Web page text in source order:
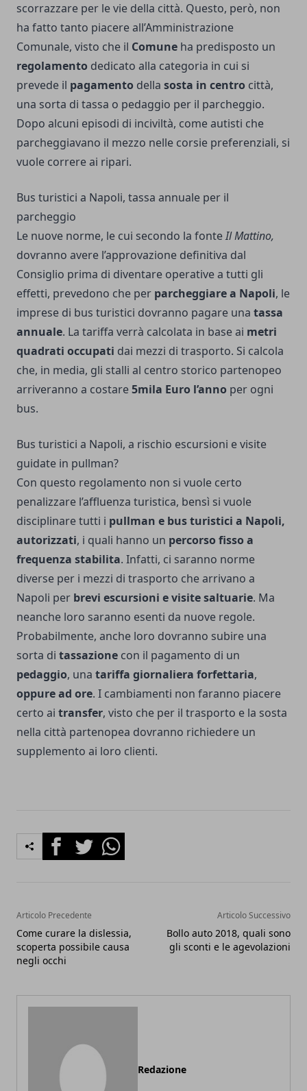
scorrazzare per le vie della città. Questo, però, non
ha fatto tanto piacere all’Amministrazione
Comunale, visto che il Comune ha predisposto un
regolamento dedicato alla categoria in cui si
prevede il pagamento della sosta in centro città,
una sorta di tassa o pedaggio per il parcheggio.
Dopo alcuni episodi di inciviltà, come autisti che
parcheggiavano il mezzo nelle corsie preferenziali, si
vuole correre ai ripari.
Bus turistici a Napoli, tassa annuale per il
parcheggio
Le nuove norme, le cui secondo la fonteIl Mattino,
dovranno avere l’approvazione definitiva dal
Consiglio prima di diventare operative a tutti gli
effetti, prevedono che per parcheggiare a Napoli, le
imprese di bus turistici dovranno pagare una tassa
annuale. La tariffa verrà calcolata in base ai metri
quadrati occupati dai mezzi di trasporto. Si calcola
che, in media, gli stalli al centro storico partenopeo
arriveranno a costare5mila Euro l’anno per ogni
bus.
Bus turistici a Napoli, a rischio escursioni e visite
guidate in pullman?
Con questo regolamento non si vuole certo
penalizzare l’affluenza turistica, bensì si vuole
disciplinare tutti i pullman e bus turistici a Napoli,
autorizzati, i quali hanno un percorso fisso a
frequenza stabilita. Infatti, ci saranno norme
diverse per i mezzi di trasporto che arrivano a
Napoli per brevi escursioni e visite saltuarie. Ma
neanche loro saranno esenti da nuove regole.
Probabilmente, anche loro dovranno subire una
sorta di tassazione con il pagamento di un
pedaggio, una tariffa giornaliera forfettaria,
oppure ad ore. I cambiamenti non faranno piacere
certo ai transfer, visto che per il trasporto e la sosta
nella città partenopea dovranno richiedere un
supplemento ai loro clienti.
FacebookTwitterWhatsapp
Articolo Precedente
Come curare la dislessia,
scoperta possibile causa
negli occhi
Articolo Successivo
Bollo auto 2018, quali sono
gli sconti e le agevolazioni
Redazione